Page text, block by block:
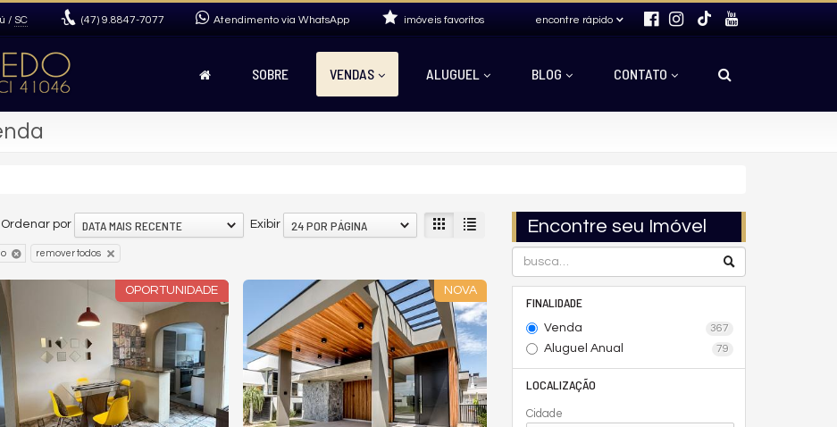
/ SC (47) 9.8847-7077 Atendimento via WhatsApp encontre rápido
imóveis favoritos
SOBRE VENDAS ALUGUEL BLOG CONTATO
Encontre seu Imóvel
FINALIDADE
Venda 367
Aluguel Anual 79
LOCALIZAÇÃO
Cidade
Exibir 24 POR PÁGINA
Ordenar por DATA MAIS RECENTE
remover todos
OPORTUNIDADE NOVA